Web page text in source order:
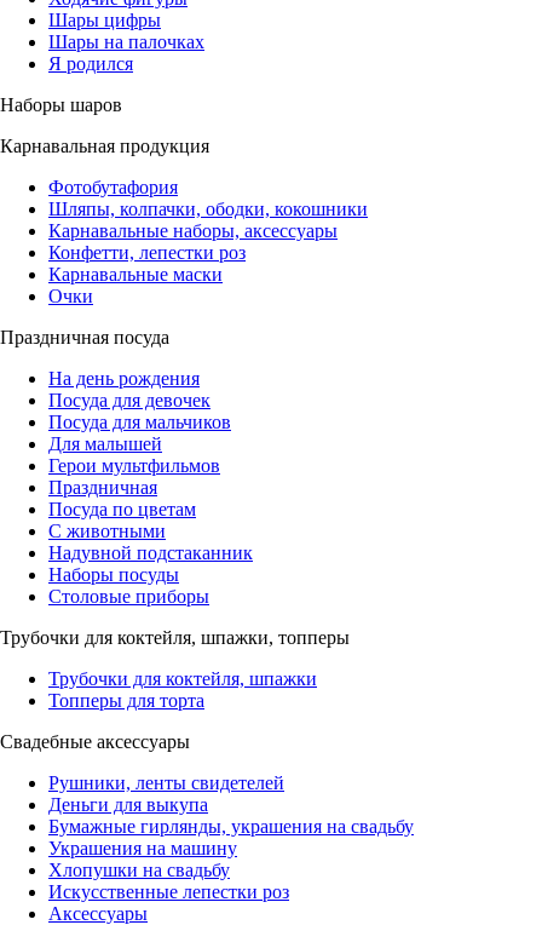
Шары цифры
Шары на палочках
Я родился
Наборы шаров
Карнавальная продукция
Фотобутафория
Шляпы, колпачки, ободки, кокошники
Карнавальные наборы, аксессуары
Конфетти, лепестки роз
Карнавальные маски
Очки
Праздничная посуда
На день рождения
Посуда для девочек
Посуда для мальчиков
Для малышей
Герои мультфильмов
Праздничная
Посуда по цветам
С животными
Надувной подстаканник
Наборы посуды
Столовые приборы
Трубочки для коктейля, шпажки, топперы
Трубочки для коктейля, шпажки
Топперы для торта
Свадебные аксессуары
Рушники, ленты свидетелей
Деньги для выкупа
Бумажные гирлянды, украшения на свадьбу
Украшения на машину
Хлопушки на свадьбу
Искусственные лепестки роз
Аксессуары